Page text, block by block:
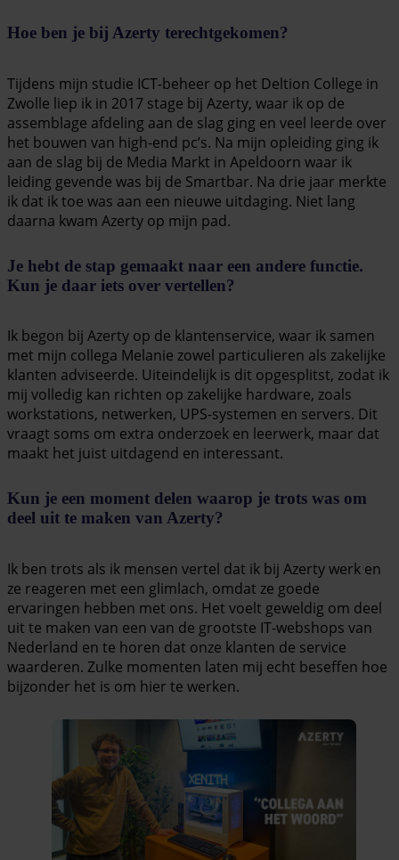
Hoe ben je bij Azerty terechtgekomen?
Tijdens mijn studie ICT-beheer op het Deltion College in
Zwolle liep ik in 2017 stage bij Azerty, waar ik op de
assemblage afdeling aan de slag ging en veel leerde over
het bouwen van high-end pc’s. Na mijn opleiding ging ik
aan de slag bij de Media Markt in Apeldoorn waar ik
leiding gevende was bij de Smartbar. Na drie jaar merkte
ik dat ik toe was aan een nieuwe uitdaging. Niet lang
daarna kwam Azerty op mijn pad.
Je hebt de stap gemaakt naar een andere functie.
Kun je daar iets over vertellen?
Ik begon bij Azerty op de klantenservice, waar ik samen
met mijn collega Melanie zowel particulieren als zakelijke
klanten adviseerde. Uiteindelijk is dit opgesplitst, zodat ik
mij volledig kan richten op zakelijke hardware, zoals
workstations, netwerken, UPS-systemen en servers. Dit
vraagt soms om extra onderzoek en leerwerk, maar dat
maakt het juist uitdagend en interessant.
Kun je een moment delen waarop je trots was om
deel uit te maken van Azerty?
Ik ben trots als ik mensen vertel dat ik bij Azerty werk en
ze reageren met een glimlach, omdat ze goede
ervaringen hebben met ons. Het voelt geweldig om deel
uit te maken van een van de grootste IT-webshops van
Nederland en te horen dat onze klanten de service
waarderen. Zulke momenten laten mij echt beseffen hoe
bijzonder het is om hier te werken.